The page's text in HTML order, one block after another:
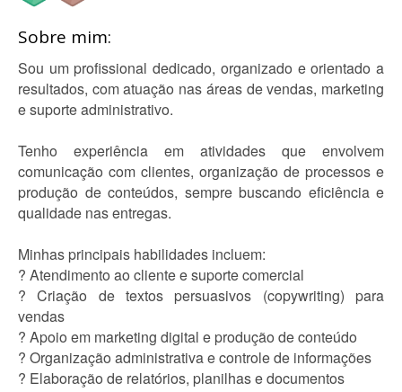
Sobre mim:
Sou um profissional dedicado, organizado e orientado a
resultados, com atuação nas áreas de vendas, marketing
e suporte administrativo.
Tenho experiência em atividades que envolvem
comunicação com clientes, organização de processos e
produção de conteúdos, sempre buscando eficiência e
qualidade nas entregas.
Minhas principais habilidades incluem:
? Atendimento ao cliente e suporte comercial
? Criação de textos persuasivos (copywriting) para
vendas
? Apoio em marketing digital e produção de conteúdo
? Organização administrativa e controle de informações
? Elaboração de relatórios, planilhas e documentos